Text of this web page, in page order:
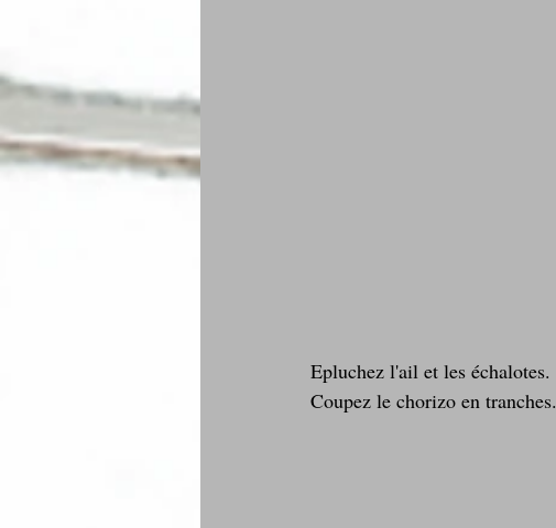
Epluchez l'ail et les échalotes.
Coupez le chorizo en tranches.